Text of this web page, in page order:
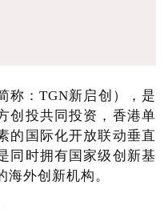
称：TGN新启创），是
创投共同投资，香港单
的国际化开放联动垂直
同时拥有国家级创新基
外创新机构。